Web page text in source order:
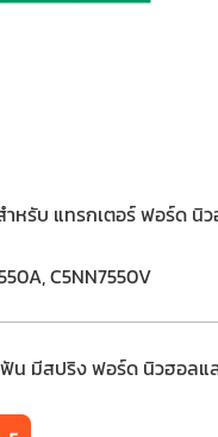
หรับ แทรกเตอร์ ฟอร์ด นิ
C5NN7550V
ฟัน มีสปริง ฟอร์ด นิวฮอล